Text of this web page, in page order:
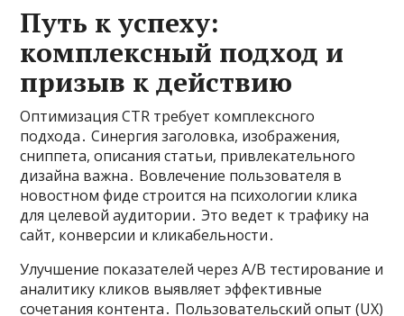
Путь к успеху:
комплексный подход и
призыв к действию
Оптимизация CTR требует комплексного
подхода․ Синергия заголовка, изображения,
сниппета, описания статьи, привлекательного
дизайна важна․ Вовлечение пользователя в
новостном фиде строится на психологии клика
для целевой аудитории․ Это ведет к трафику на
сайт, конверсии и кликабельности․
Улучшение показателей через A/B тестирование и
аналитику кликов выявляет эффективные
сочетания контента․ Пользовательский опыт (UX)